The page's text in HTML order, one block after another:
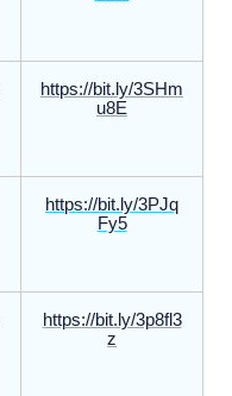
https://bit.ly/3SHm
u8E
https://bit.ly/3PJq
Fy5
https://bit.ly/3p8fl3
z